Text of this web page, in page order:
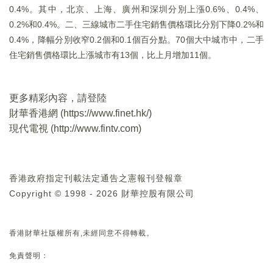
0.4%。其中，北京、上海、廣州和深圳分別上漲0.6%、0.4%、
0.2%和0.4%。二、三線城市二手住宅銷售價格環比分別下降0.2%和
0.4%，降幅分別收窄0.2個和0.1個百分點。70個大中城市中，二手
住宅銷售價格環比上漲城市有13個，比上月增加11個。
更多精彩內容，請登陸
財華香港網 (https://www.finet.hk/)
現代電視 (http://www.fintv.com)
香港政府指定刊載法定通告之憲報刊登報章
Copyright © 1998 - 2026 財華控股有限公司
香港財華社版權所有,未經同意不得轉載。
免責聲明：